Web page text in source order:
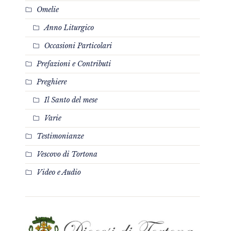
Omelie
Anno Liturgico
Occasioni Particolari
Prefazioni e Contributi
Preghiere
Il Santo del mese
Varie
Testimonianze
Vescovo di Tortona
Video e Audio